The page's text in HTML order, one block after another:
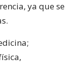
ya que se